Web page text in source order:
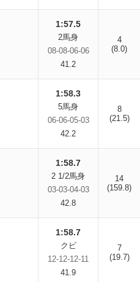
1:57.5
2馬身
08-08-06-06
41.2
4
(8.0)
1:58.3
5馬身
06-06-05-03
42.2
8
(21.5)
1:58.7
2 1/2馬身
03-03-04-03
42.8
14
(159.8)
1:58.7
クビ
12-12-12-11
41.9
7
(19.7)